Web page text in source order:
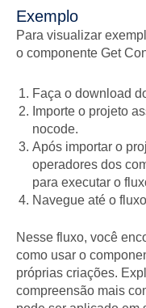
Exemplo
Para visualizar
o componente Get
Faça o download
Importe o projeto
nocode.
Após importar o
operadores dos
para executar o
Navegue até o
Nesse fluxo, você
como usar o
próprias criações.
compreensão mais